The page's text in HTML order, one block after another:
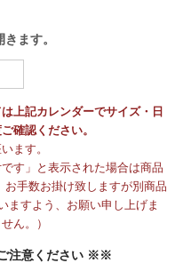
ます。
上記カレンダーでサイズ・日
確認ください。
ます。
す」と表示された場合は商品
手数お掛け致しますが別商品
ますよう、お願い申し上げま
ん。）
注意ください ※※